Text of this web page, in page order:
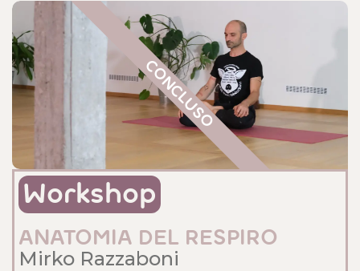
CONCLUSO
Workshop
ANATOMIA DEL RESPIRO
Mirko Razzaboni